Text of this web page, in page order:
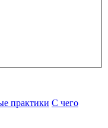
практики С чего